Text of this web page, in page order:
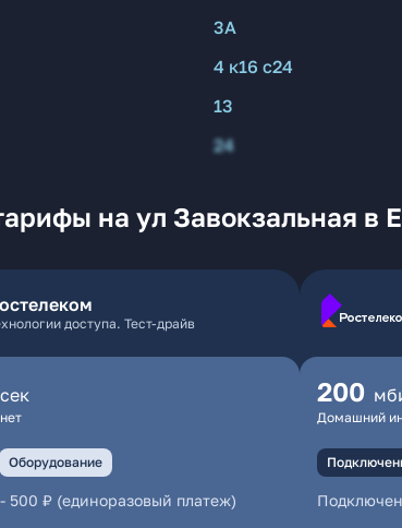
3А
4 к16 с24
13
24
на ул Завокзальная в
доступа. Тест-драйв
Оборудование
- 500 ₽ (единоразовый платеж)
200
Домашний